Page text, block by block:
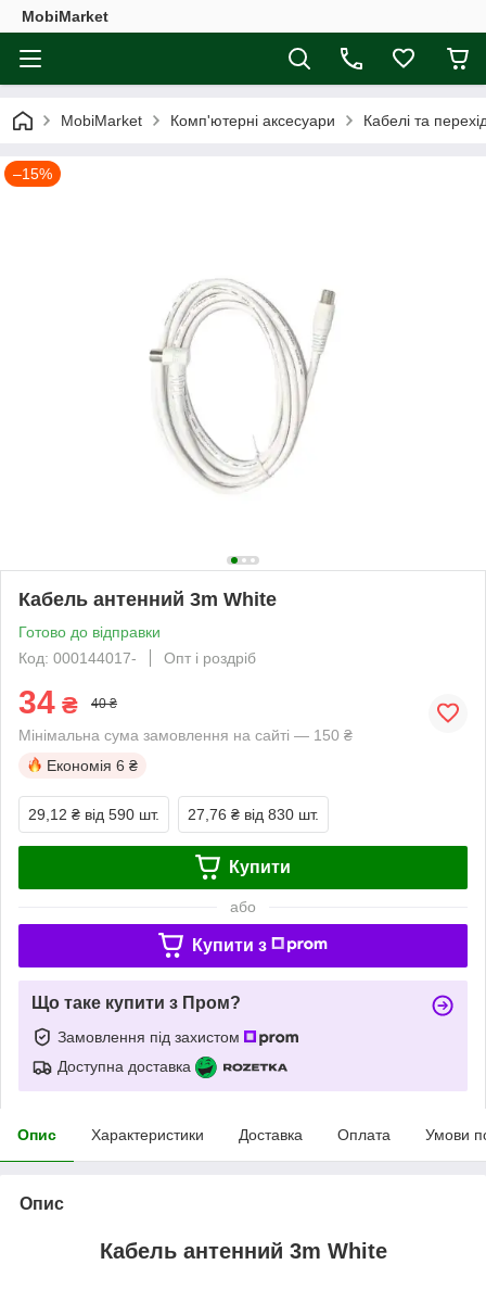
MobiMarket
MobiMarket Комп'ютерні аксесуари Кабелі та
–15%
Кабель антенний 3m White
Готово до відправки
Код: 000144017-
Опт і роздріб
34 ₴ 40 ₴
Мінімальна сума замовлення на сайті — 150 ₴
Економія 6 ₴
29,12 ₴ від 590 шт. 27,76 ₴ від 830 шт.
Купити
або
Купити з
Що таке купити з Пром?
Замовлення під захистом
Доступна доставка
Опис Характеристики Доставка Оплата Умови
Опис
Кабель антенний 3m White